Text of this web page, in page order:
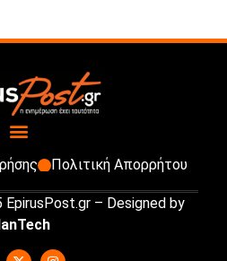
Πολιτική Απορρήτου
– Designed by